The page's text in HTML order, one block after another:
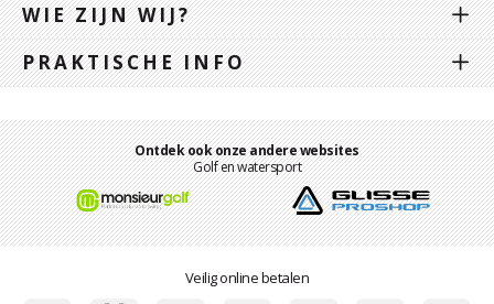
WIE ZIJN WIJ?
PRAKTISCHE INFO
Ontdek ook onze andere websites
Golf en watersport
Veilig online betalen